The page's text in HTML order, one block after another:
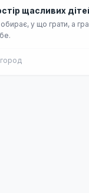
щасливих
у що грати, а